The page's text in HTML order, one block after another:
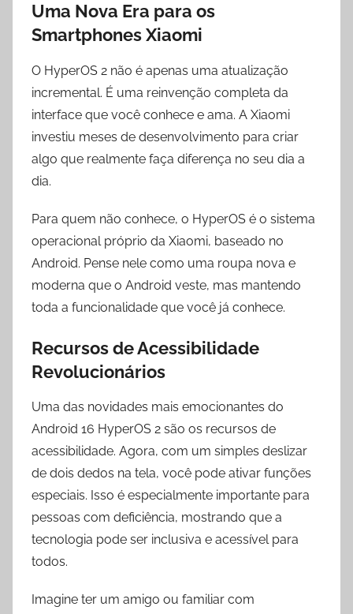
Uma Nova Era para os
Smartphones Xiaomi
O HyperOS 2 não é apenas uma atualização
incremental. É uma reinvenção completa da
interface que você conhece e ama. A Xiaomi
investiu meses de desenvolvimento para criar
algo que realmente faça diferença no seu dia a
dia.
Para quem não conhece, o HyperOS é o sistema
operacional próprio da Xiaomi, baseado no
Android. Pense nele como uma roupa nova e
moderna que o Android veste, mas mantendo
toda a funcionalidade que você já conhece.
Recursos de Acessibilidade
Revolucionários
Uma das novidades mais emocionantes do
Android 16 HyperOS 2 são os recursos de
acessibilidade. Agora, com um simples deslizar
de dois dedos na tela, você pode ativar funções
especiais. Isso é especialmente importante para
pessoas com deficiência, mostrando que a
tecnologia pode ser inclusiva e acessível para
todos.
Imagine ter um amigo ou familiar com